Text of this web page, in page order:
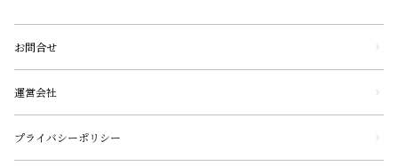
お問合せ
運営会社
プライバシーポリシー